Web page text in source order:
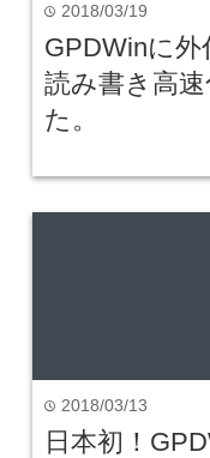
time 2018/03/19
GPDWinに
読み書き高
た。
time 2018/03/13
日本初！